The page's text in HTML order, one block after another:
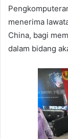
menerima
China, bagi
dalam bidang